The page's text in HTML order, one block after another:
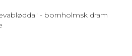
- bornholmsk dram